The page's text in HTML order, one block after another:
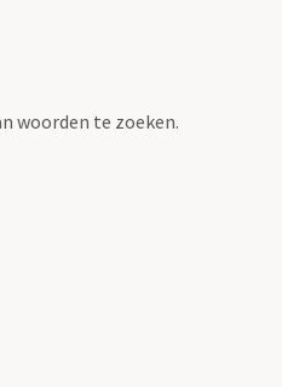
woorden te zoeken.